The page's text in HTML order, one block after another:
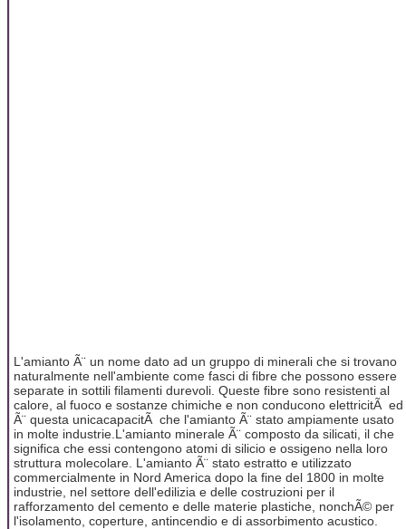
L'amianto Ã¨ un nome dato ad un gruppo di minerali che si trovano
naturalmente nell'ambiente come fasci di fibre che possono essere
separate in sottili filamenti durevoli. Queste fibre sono resistenti al
calore, al fuoco e sostanze chimiche e non conducono elettricitÃ ed
Ã¨ questa unicacapacitÃ che l'amianto Ã¨ stato ampiamente usato
in molte industrie.L'amianto minerale Ã¨ composto da silicati, il che
significa che essi contengono atomi di silicio e ossigeno nella loro
struttura molecolare. L'amianto Ã¨ stato estratto e utilizzato
commercialmente in Nord America dopo la fine del 1800 in molte
industrie, nel settore dell'edilizia e delle costruzioni per il
rafforzamento del cemento e delle materie plastiche, nonchÃ© per
l'isolamento, coperture, antincendio e di assorbimento acustico.